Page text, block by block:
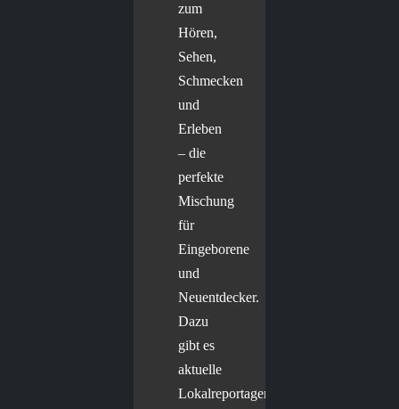
zum
Hören,
Sehen,
Schmecken
und
Erleben
– die
perfekte
Mischung
für
Eingeborene
und
Neuentdecker.
Dazu
gibt es
aktuelle
Lokalreportagen,